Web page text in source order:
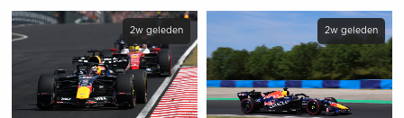
2w geleden 2w geleden